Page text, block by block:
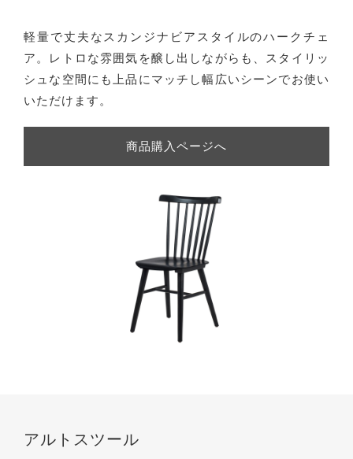
軽量で丈夫なスカンジナビアスタイルのハークチェ
ア。レトロな雰囲気を醸し出しながらも、スタイリッ
シュな空間にも上品にマッチし幅広いシーンでお使い
いただけます。
商品購入ページへ
アルトスツール